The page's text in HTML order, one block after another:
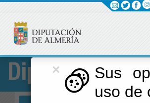
×
Sus
uso de
Diputación